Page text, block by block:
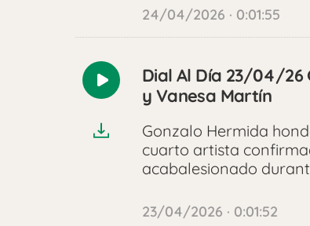
24/04/2026 · 0:01:55
Reproducir
Dial Al Día 23/04/26
y Vanesa Martín
Gonzalo Hermida
cuarto artista
acabalesionado
23/04/2026 · 0:01:52